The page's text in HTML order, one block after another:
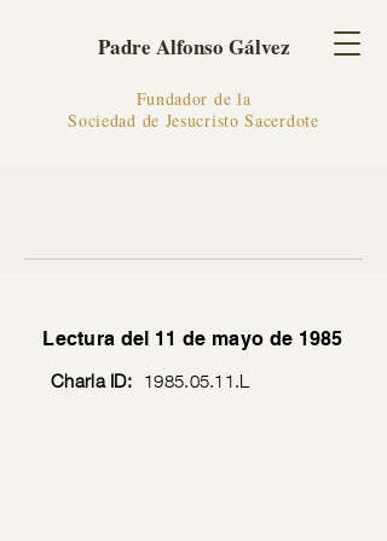
Padre Alfonso Gálvez
Fundador de la
Sociedad de Jesucristo Sacerdote
Lectura del 11 de mayo de 1985
Charla ID: 1985.05.11.L